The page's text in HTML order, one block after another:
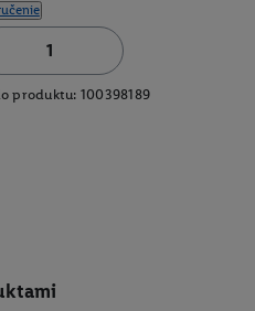
produktu: 100398189